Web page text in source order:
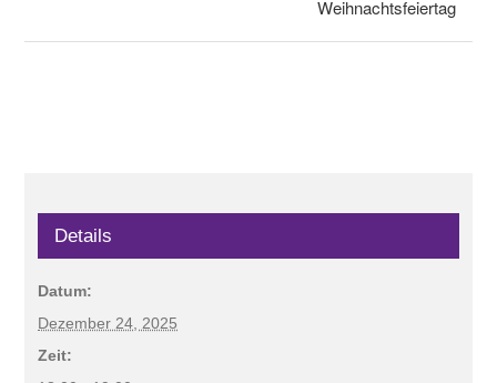
Weihnachtsfeiertag
Details
Datum:
Dezember 24, 2025
Zeit: